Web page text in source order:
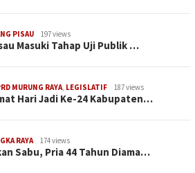
PISAU 197 views
Masuki Tahap Uji Publik …
MURUNG RAYA, LEGISLATIF 187 views
Hari Jadi Ke-24 Kabupaten…
RAYA 174 views
Sabu, Pria 44 Tahun Diama…